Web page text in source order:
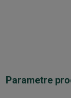
Parametre